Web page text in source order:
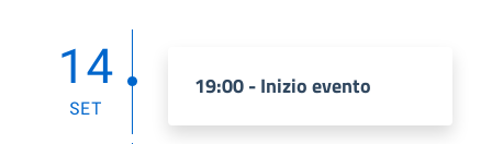
14
SET
19:00 - Inizio evento